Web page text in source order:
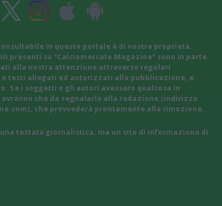
in questo portale è di nostra proprietà.
presenti su "Calciomercato Magazine" sono in parte
alla nostra attenzione attraverso regolari
testi allegati ed autorizzati alla pubblicazione, e
Se i soggetti o gli autori avessero qualcosa in
che da segnalarlo alla redazione (indirizzo
), che provvederà prontamente alla rimozione.
testata giornalistica, ma un sito di informazione di